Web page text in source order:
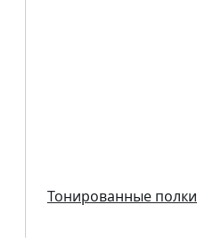
Тонированные полки